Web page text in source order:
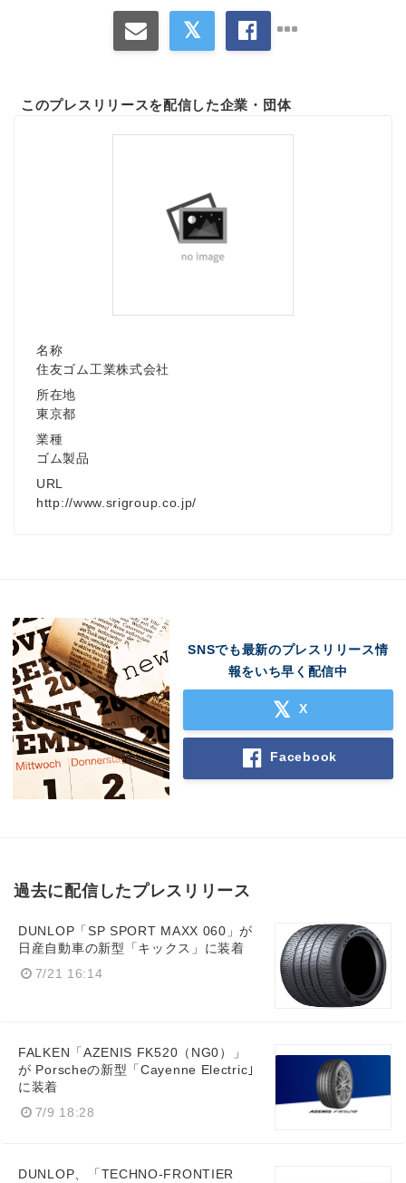
このプレスリリースを配信した企業・団体
名称
住友ゴム工業株式会社
所在地
東京都
業種
ゴム製品
URL
http://www.srigroup.co.jp/
SNSでも最新のプレスリリース情
報をいち早く配信中
X
Facebook
過去に配信したプレスリリース
DUNLOP「SP SPORT MAXX 060」が
日産自動車の新型「キックス」に装着
7/21 16:14
FALKEN「AZENIS FK520（NG0）」
が Porscheの新型「Cayenne Electric｣
に装着
7/9 18:28
DUNLOP、「TECHNO-FRONTIER